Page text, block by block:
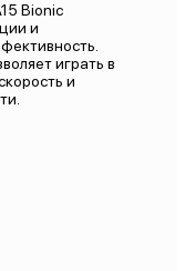
Bionic
и
играть в
и